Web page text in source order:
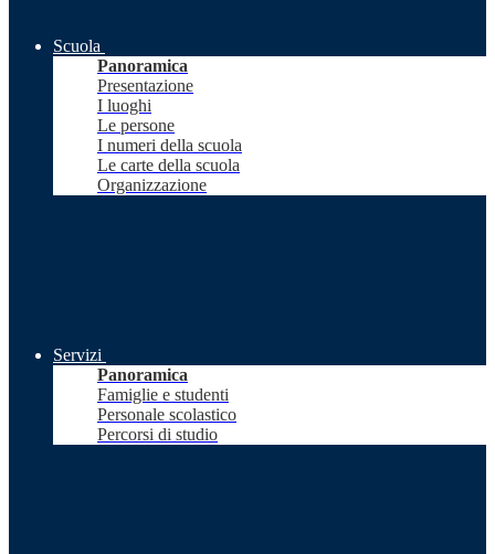
Scuola
Panoramica
Presentazione
I luoghi
Le persone
I numeri della scuola
Le carte della scuola
Organizzazione
Servizi
Panoramica
Famiglie e studenti
Personale scolastico
Percorsi di studio